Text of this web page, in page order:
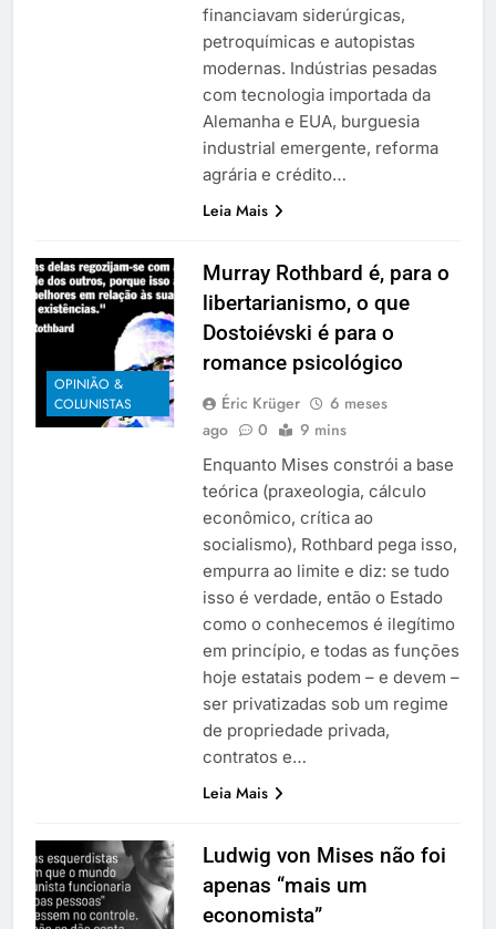
financiavam siderúrgicas,
petroquímicas e autopistas
modernas. Indústrias pesadas
com tecnologia importada da
Alemanha e EUA, burguesia
industrial emergente, reforma
agrária e crédito…
Leia Mais
OPINIÃO &
COLUNISTAS
Murray Rothbard é, para o
libertarianismo, o que
Dostoiévski é para o
romance psicológico
Éric Krüger
6 meses
ago
0 9 mins
Enquanto Mises constrói a base
teórica (praxeologia, cálculo
econômico, crítica ao
socialismo), Rothbard pega isso,
empurra ao limite e diz: se tudo
isso é verdade, então o Estado
como o conhecemos é ilegítimo
em princípio, e todas as funções
hoje estatais podem – e devem –
ser privatizadas sob um regime
de propriedade privada,
contratos e…
Leia Mais
Ludwig von Mises não foi
apenas “mais um
economista”